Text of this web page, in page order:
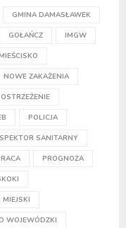
GMINA DAMASŁAWEK
GOŁAŃCZ IMGW
NOWE ZAKAŻENIA
OSTRZEŻENIE
POLICJA
SANITARNY
PROGNOZA
WOJEWÓDZKI